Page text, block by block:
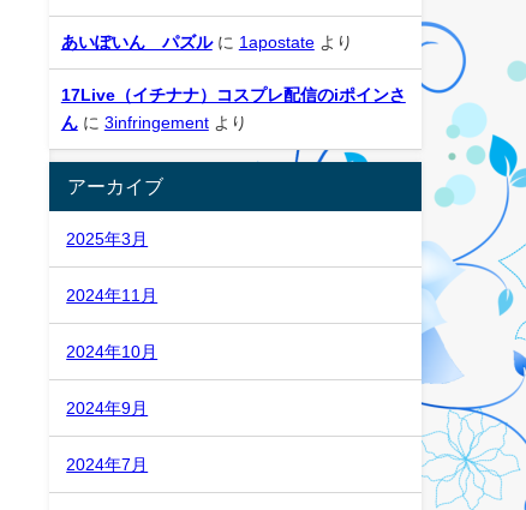
あいぽいん パズルに 1apostateより
17Live（イチナナ）コスプレ配信のiポインさ
んに 3infringementより
アーカイブ
2025年3月
2024年11月
2024年10月
2024年9月
2024年7月